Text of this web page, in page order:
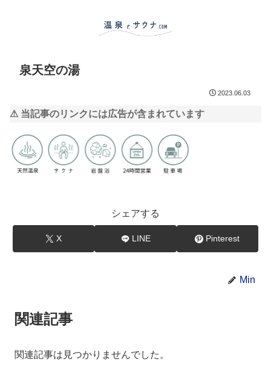
泉天空の湯
2023.06.03
⚠ 当記事のリンクには広告が含まれています
シェアする
X LINE Pinterest
Min
関連記事
関連記事は見つかりませんでした。